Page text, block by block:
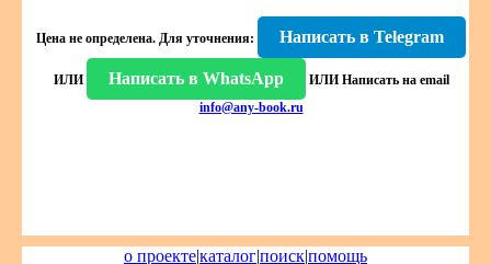
Цена не определена. Для уточнения: Написать в Telegram
ИЛИ Написать в WhatsApp ИЛИ Написать на email
info@any-book.ru
о проекте|каталог|поиск|помощь